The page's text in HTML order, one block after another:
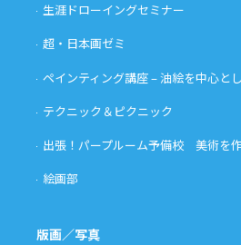
生涯ドローイングセミナー
超・日本画ゼミ
ペインティング講座 – 油絵を中心と
テクニック＆ピクニック
出張！パープルーム予備校 美術を
絵画部
版画／写真